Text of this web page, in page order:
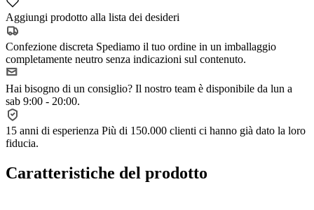
Aggiungi prodotto alla lista dei desideri
Confezione discreta Spediamo il tuo ordine in un imballaggio
completamente neutro senza indicazioni sul contenuto.
Hai bisogno di un consiglio? Il nostro team è disponibile da lun a
sab 9:00 - 20:00.
15 anni di esperienza Più di 150.000 clienti ci hanno già dato la loro
fiducia.
Caratteristiche del prodotto